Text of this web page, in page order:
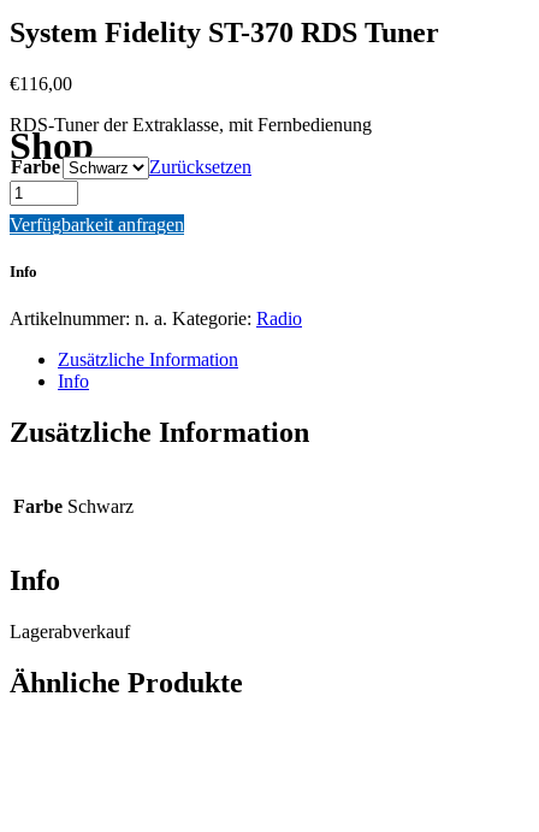
Shop
System Fidelity ST-370 RDS Tuner
€116,00
RDS-Tuner der Extraklasse, mit Fernbedienung
Farbe
Zurücksetzen
Quantity
Verfügbarkeit anfragen
Info
Artikelnummer: n. a. Kategorie: Radio
Zusätzliche Information
Info
Zusätzliche Information
Farbe Schwarz
Info
Lagerabverkauf
Ähnliche Produkte